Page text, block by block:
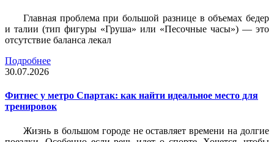
Главная проблема при большой разнице в объемах бедер
и талии (тип фигуры «Груша» или «Песочные часы») — это
отсутствие баланса лекал
Подробнее
30.07.2026
Фитнес у метро Спартак: как найти идеальное место для
тренировок
Жизнь в большом городе не оставляет времени на долгие